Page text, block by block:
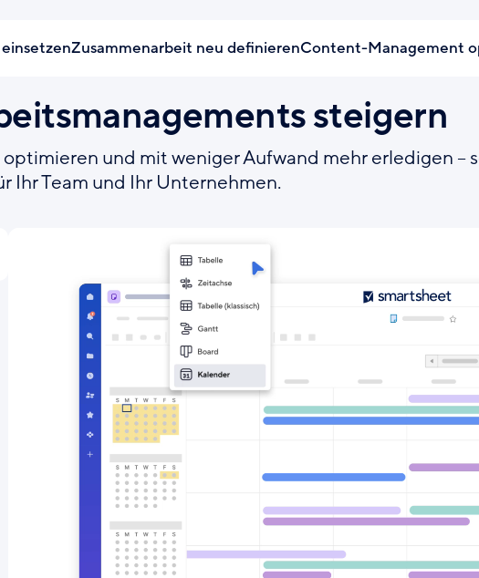
Zusammenarbeit neu definierenContent-Management
steigern
und mit weniger Aufwand mehr erledigen –
Ihr Team und Ihr Unternehmen.